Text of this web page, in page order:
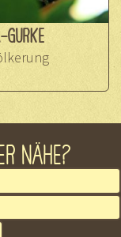
GURKE
NÄHE?